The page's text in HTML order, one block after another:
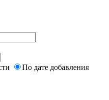
По дате добавления